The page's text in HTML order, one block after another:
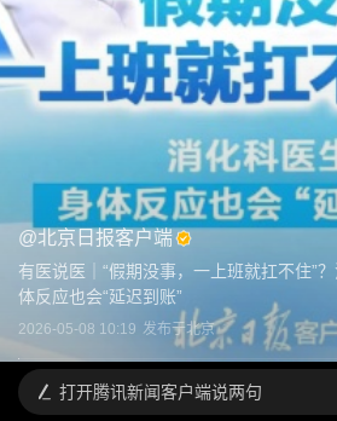
@北京日报客户端
有医说医｜“假期没事，一上班就扛不住”
体反应也会“延迟到账”
2026-05-08 10:19 发布于北京
打开腾讯新闻客户端说两句